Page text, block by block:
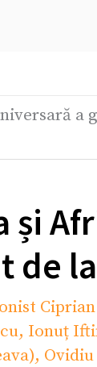
a
și
de
Ciprian
, Ionuț
,